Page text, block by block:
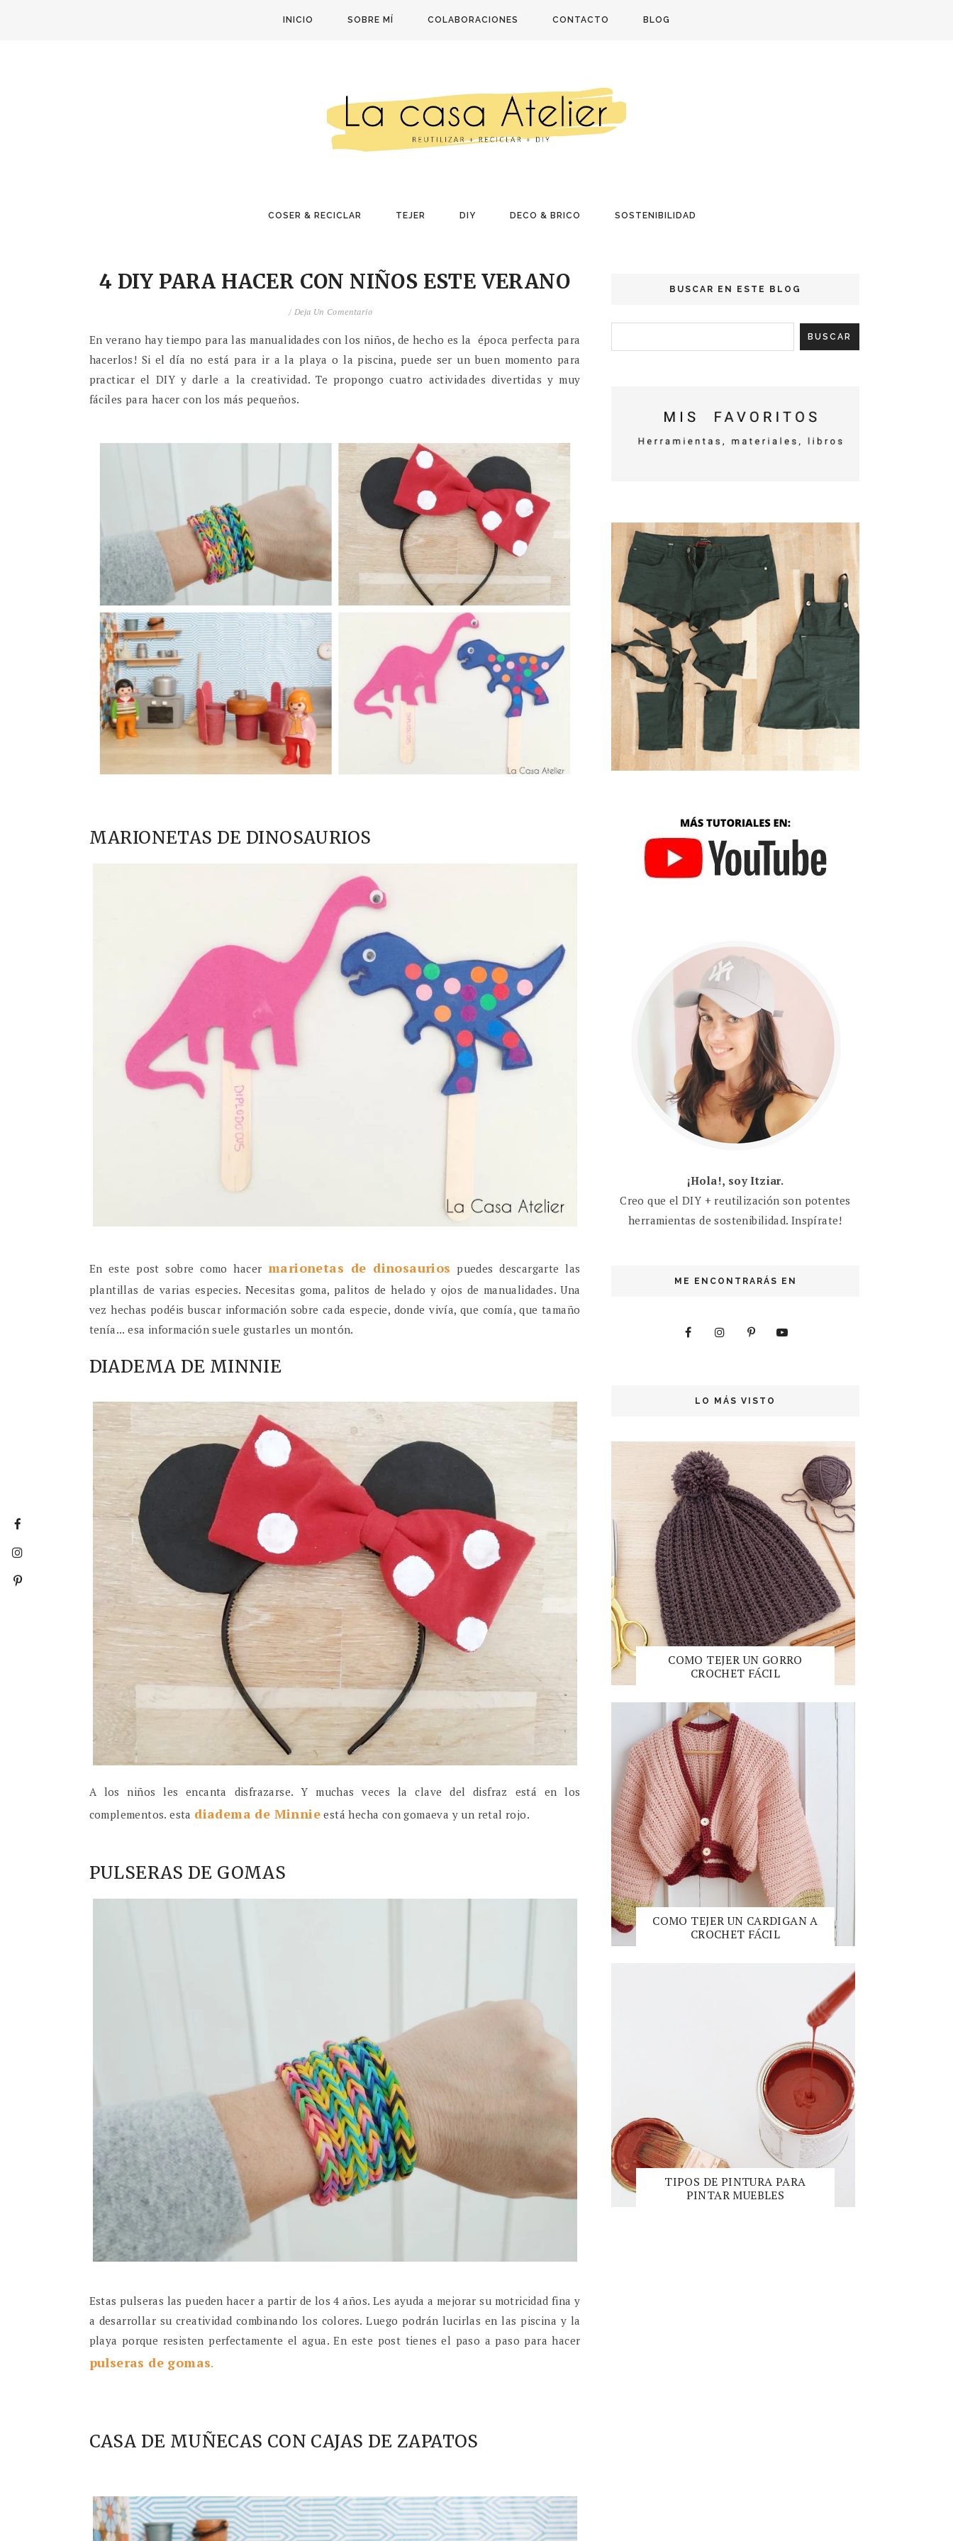
INICIO SOBRE MÍ COLABORACIONES CONTACTO BLOG
COSER & RECICLAR TEJER DIY DECO & BRICO SOSTENIBILIDAD
4 DIY PARA HACER CON NIÑOS ESTE VERANO
/ Deja Un Comentario
En verano hay tiempo para las manualidades con los niños, de hecho es la época perfecta para
hacerlos! Si el día no está para ir a la playa o la piscina, puede ser un buen momento para
practicar el DIY y darle a la creatividad. Te propongo cuatro actividades divertidas y muy
fáciles para hacer con los más pequeños.
MARIONETAS DE DINOSAURIOS
En este post sobre como hacer marionetas de dinosaurios puedes descargarte las
plantillas de varias especies. Necesitas goma, palitos de helado y ojos de manualidades. Una
vez hechas podéis buscar información sobre cada especie, donde vivía, que comía, que tamaño
tenía... esa información suele gustarles un montón.
DIADEMA DE MINNIE
A los niños les encanta disfrazarse. Y muchas veces la clave del disfraz está en los
complementos. esta diadema de Minnie está hecha con gomaeva y un retal rojo.
PULSERAS DE GOMAS
Estas pulseras las pueden hacer a partir de los 4 años. Les ayuda a mejorar su motricidad fina y
a desarrollar su creatividad combinando los colores. Luego podrán lucirlas en las piscina y la
playa porque resisten perfectamente el agua. En este post tienes el paso a paso para hacer
pulseras de gomas.
CASA DE MUÑECAS CON CAJAS DE ZAPATOS
BUSCAR EN ESTE BLOG
¡Hola!, soy Itziar.
Creo que el DIY + reutilización son potentes
herramientas de sostenibilidad. Inspírate!
ME ENCONTRARÁS EN
LO MÁS VISTO
COMO TEJER UN GORRO
CROCHET FÁCIL
COMO TEJER UN CARDIGAN A
CROCHET FÁCIL
TIPOS DE PINTURA PARA
PINTAR MUEBLES